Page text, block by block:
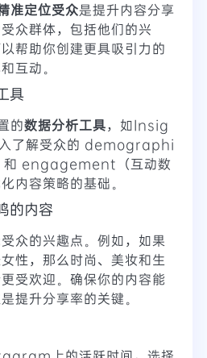
准定位受众是提升内容分享
众群体，包括他们的兴
帮助你创建更具吸引力的
互动。
具
的数据分析工具，如Insig
了解受众的 demographi
和 engagement（互动数
内容策略的基础。
的内容
众的兴趣点。例如，如果
性，那么时尚、美妆和生
受欢迎。确保你的内容能
提升分享率的关键。